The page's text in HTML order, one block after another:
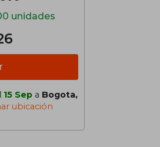
unidades
15 Sep a Bogota,
ubicación